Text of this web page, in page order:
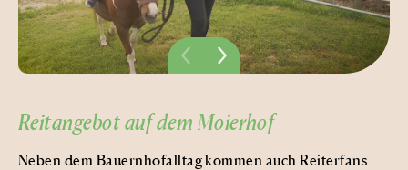
Reitangebot auf dem Moierhof
Neben dem Bauernhofalltag kommen auch Reiterfans